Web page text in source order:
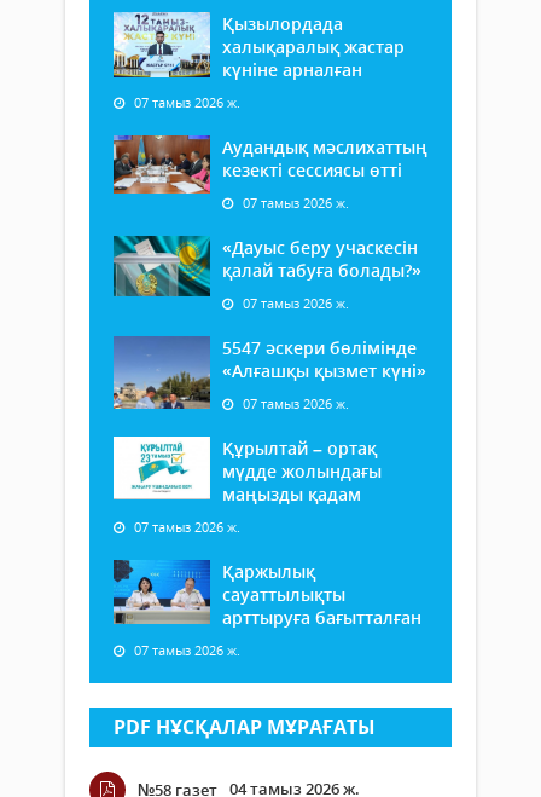
Қызылордада
халықаралық жастар
күніне арналған
07 тамыз 2026 ж.
Аудандық мәслихаттың
кезекті сессиясы өтті
07 тамыз 2026 ж.
«Дауыс беру учаскесін
қалай табуға болады?»
07 тамыз 2026 ж.
5547 әскери бөлімінде
«Алғашқы қызмет күні»
07 тамыз 2026 ж.
Құрылтай – ортақ
мүдде жолындағы
маңызды қадам
07 тамыз 2026 ж.
Қаржылық
сауаттылықты
арттыруға бағытталған
07 тамыз 2026 ж.
PDF НҰСҚАЛАР МҰРАҒАТЫ
№58 газет 04 тамыз 2026 ж.